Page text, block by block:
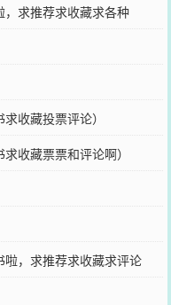
求推荐求收藏求各种
收藏投票评论）
收藏票票和评论啊）
，求推荐求收藏求评论